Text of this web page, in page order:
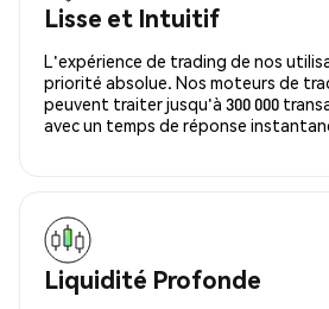
Lisse et Intuitif
L'expérience de trading de nos
priorité absolue. Nos moteurs de
peuvent traiter jusqu'à 300 000
avec un temps de réponse
Liquidité Profonde